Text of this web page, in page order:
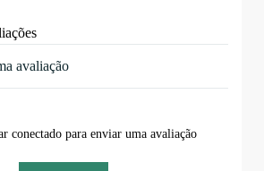
avaliação
conectado para enviar uma avaliação